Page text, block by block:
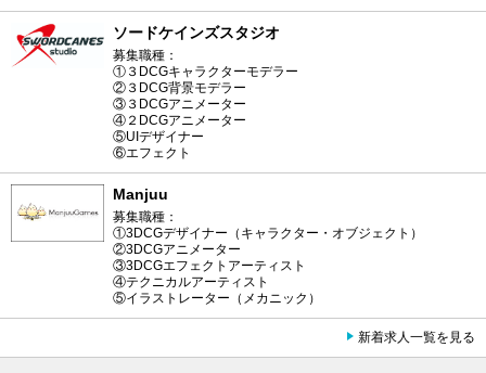
ソードケインズスタジオ
募集職種：
①３DCGキャラクターモデラー
②３DCG背景モデラー
③３DCGアニメーター
④２DCGアニメーター
⑤UIデザイナー
⑥エフェクト
Manjuu
募集職種：
①3DCGデザイナー（キャラクター・オブジェクト）
②3DCGアニメーター
③3DCGエフェクトアーティスト
④テクニカルアーティスト
⑤イラストレーター（メカニック）
新着求人一覧を見る